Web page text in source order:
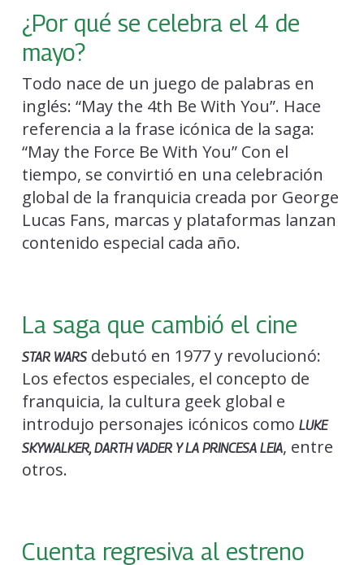
¿Por qué se celebra el 4 de
mayo?
Todo nace de un juego de palabras en
inglés: “May the 4th Be With You”. Hace
referencia a la frase icónica de la saga:
“May the Force Be With You” Con el
tiempo, se convirtió en una celebración
global de la franquicia creada por George
Lucas Fans, marcas y plataformas lanzan
contenido especial cada año.
La saga que cambió el cine
STAR WARSdebutó en 1977 y revolucionó:
Los efectos especiales, el concepto de
franquicia, la cultura geek global e
introdujo personajes icónicos como LUKE
SKYWALKER, DARTH VADER Y LA PRINCESA LEIA, entre
otros.
Cuenta regresiva al estreno